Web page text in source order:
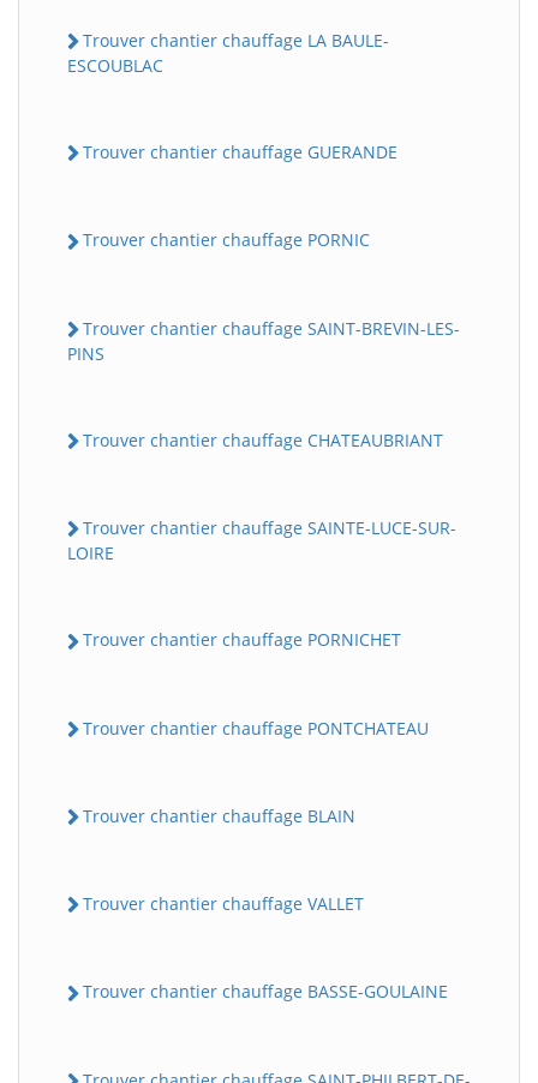
Trouver chantier chauffage LA BAULE-
ESCOUBLAC
Trouver chantier chauffage GUERANDE
Trouver chantier chauffage PORNIC
Trouver chantier chauffage SAINT-BREVIN-LES-
PINS
Trouver chantier chauffage CHATEAUBRIANT
Trouver chantier chauffage SAINTE-LUCE-SUR-
LOIRE
Trouver chantier chauffage PORNICHET
Trouver chantier chauffage PONTCHATEAU
Trouver chantier chauffage BLAIN
Trouver chantier chauffage VALLET
Trouver chantier chauffage BASSE-GOULAINE